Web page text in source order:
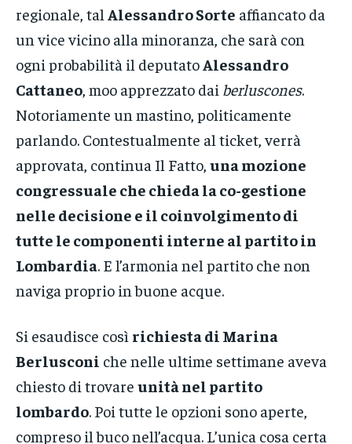
regionale, tal Alessandro Sorte affiancato da
un vice vicino alla minoranza, che sarà con
ogni probabilità il deputatoAlessandro
Cattaneo, moo apprezzato dai berluscones.
Notoriamente un mastino, politicamente
parlando. Contestualmente al ticket, verrà
approvata, continua Il Fatto, una mozione
congressuale che chieda la co-gestione
nelle decisione e il coinvolgimento di
tutte le componenti interne al partito in
Lombardia. E l’armonia nel partito che non
naviga proprio in buone acque.
Si esaudisce così richiesta di Marina
Berlusconi che nelle ultime settimane aveva
chiesto di trovare unità nel partito
lombardo. Poi tutte le opzioni sono aperte,
compreso il buco nell’acqua. L’unica cosa certa